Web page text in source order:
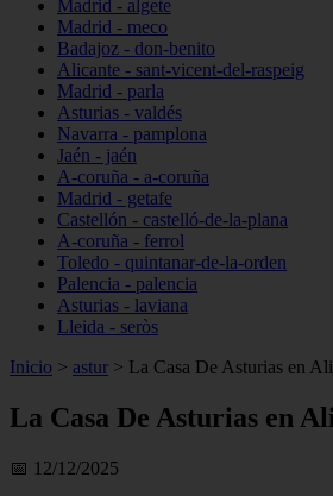
Madrid - algete
Madrid - meco
Badajoz - don-benito
Alicante - sant-vicent-del-raspeig
Madrid - parla
Asturias - valdés
Navarra - pamplona
Jaén - jaén
A-coruña - a-coruña
Madrid - getafe
Castellón - castelló-de-la-plana
A-coruña - ferrol
Toledo - quintanar-de-la-orden
Palencia - palencia
Asturias - laviana
Lleida - seròs
Inicio > astur > La Casa De Asturias en
La Casa De Asturias en
📅 12/12/2025